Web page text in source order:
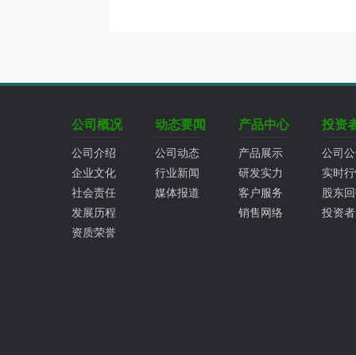
公司概况
公司介绍
企业文化
社会责任
发展历程
资质荣誉
动态要闻
公司动态
行业新闻
媒体报道
产品中心
产品展示
研发实力
客户服务
销售网络
投资
公司
实时
股东
投资